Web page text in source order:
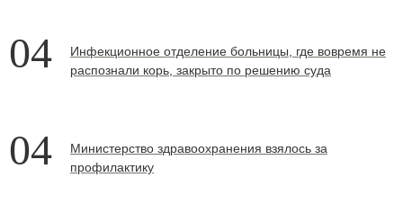
04
Инфекционное отделение больницы, где вовремя не
распознали корь, закрыто по решению суда
04
Министерство здравоохранения взялось за
профилактику